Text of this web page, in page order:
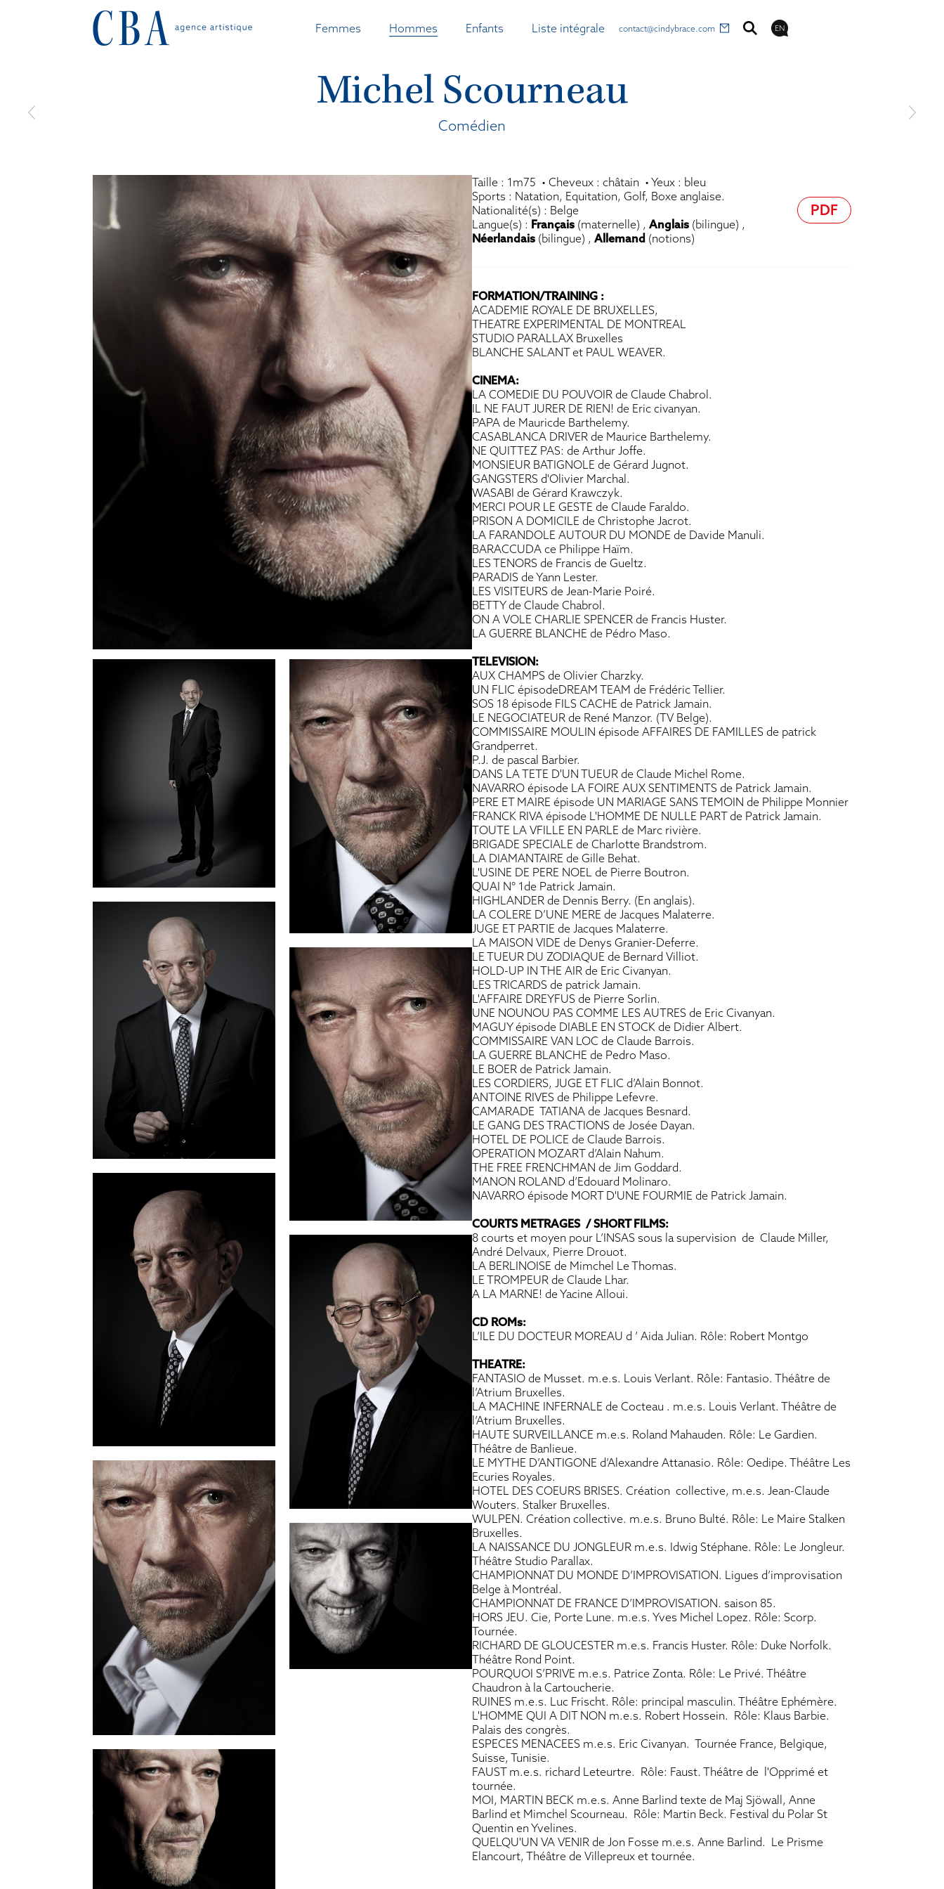
Femmes Hommes Enfants Liste intégrale contact@cindybrace.com EN
Michel Scourneau
Comédien
Taille : 1m75 • Cheveux : châtain • Yeux : bleu
Sports : Natation, Equitation, Golf, Boxe anglaise.
Nationalité(s) : Belge
Langue(s) : Français (maternelle) , Anglais (bilingue) ,
Néerlandais (bilingue) , Allemand (notions)
PDF
FORMATION/TRAINING :
ACADEMIE ROYALE DE BRUXELLES,
THEATRE EXPERIMENTAL DE MONTREAL
STUDIO PARALLAX Bruxelles
BLANCHE SALANT et PAUL WEAVER.
CINEMA:
LA COMEDIE DU POUVOIR de Claude Chabrol.
IL NE FAUT JURER DE RIEN! de Eric civanyan.
PAPA de Mauricde Barthelemy.
CASABLANCA DRIVER de Maurice Barthelemy.
NE QUITTEZ PAS: de Arthur Joffe.
MONSIEUR BATIGNOLE de Gérard Jugnot.
GANGSTERS d'Olivier Marchal.
WASABI de Gérard Krawczyk.
MERCI POUR LE GESTE de Claude Faraldo.
PRISON A DOMICILE de Christophe Jacrot.
LA FARANDOLE AUTOUR DU MONDE de Davide Manuli.
BARACCUDA ce Philippe Haïm.
LES TENORS de Francis de Gueltz.
PARADIS de Yann Lester.
LES VISITEURS de Jean-Marie Poiré.
BETTY de Claude Chabrol.
ON A VOLE CHARLIE SPENCER de Francis Huster.
LA GUERRE BLANCHE de Pédro Maso.
TELEVISION:
AUX CHAMPS de Olivier Charzky.
UN FLIC épisodeDREAM TEAM de Frédéric Tellier.
SOS 18 épisode FILS CACHE de Patrick Jamain.
LE NEGOCIATEUR de René Manzor. (TV Belge).
COMMISSAIRE MOULIN épisode AFFAIRES DE FAMILLES de patrick
Grandperret.
P.J. de pascal Barbier.
DANS LA TETE D'UN TUEUR de Claude Michel Rome.
NAVARRO épisode LA FOIRE AUX SENTIMENTS de Patrick Jamain.
PERE ET MAIRE épisode UN MARIAGE SANS TEMOIN de Philippe Monnier
FRANCK RIVA épisode L'HOMME DE NULLE PART de Patrick Jamain.
TOUTE LA VFILLE EN PARLE de Marc rivière.
BRIGADE SPECIALE de Charlotte Brandstrom.
LA DIAMANTAIRE de Gille Behat.
L'USINE DE PERE NOEL de Pierre Boutron.
QUAI N° 1de Patrick Jamain.
HIGHLANDER de Dennis Berry. (En anglais).
LA COLERE D’UNE MERE de Jacques Malaterre.
JUGE ET PARTIE de Jacques Malaterre.
LA MAISON VIDE de Denys Granier-Deferre.
LE TUEUR DU ZODIAQUE de Bernard Villiot.
HOLD-UP IN THE AIR de Eric Civanyan.
LES TRICARDS de patrick Jamain.
L'AFFAIRE DREYFUS de Pierre Sorlin.
UNE NOUNOU PAS COMME LES AUTRES de Eric Civanyan.
MAGUY épisode DIABLE EN STOCK de Didier Albert.
COMMISSAIRE VAN LOC de Claude Barrois.
LA GUERRE BLANCHE de Pedro Maso.
LE BOER de Patrick Jamain.
LES CORDIERS, JUGE ET FLIC d’Alain Bonnot.
ANTOINE RIVES de Philippe Lefevre.
CAMARADE TATIANA de Jacques Besnard.
LE GANG DES TRACTIONS de Josée Dayan.
HOTEL DE POLICE de Claude Barrois.
OPERATION MOZART d’Alain Nahum.
THE FREE FRENCHMAN de Jim Goddard.
MANON ROLAND d’Edouard Molinaro.
NAVARRO épisode MORT D'UNE FOURMIE de Patrick Jamain.
COURTS METRAGES / SHORT FILMS:
8 courts et moyen pour L’INSAS sous la supervision de Claude Miller,
André Delvaux, Pierre Drouot.
LA BERLINOISE de Mimchel Le Thomas.
LE TROMPEUR de Claude Lhar.
A LA MARNE! de Yacine Alloui.
CD ROMs:
L’ILE DU DOCTEUR MOREAU d ’ Aida Julian. Rôle: Robert Montgo
THEATRE:
FANTASIO de Musset. m.e.s. Louis Verlant. Rôle: Fantasio. Théâtre de
l’Atrium Bruxelles.
LA MACHINE INFERNALE de Cocteau . m.e.s. Louis Verlant. Théâtre de
l’Atrium Bruxelles.
HAUTE SURVEILLANCE m.e.s. Roland Mahauden. Rôle: Le Gardien.
Théâtre de Banlieue.
LE MYTHE D’ANTIGONE d’Alexandre Attanasio. Rôle: Oedipe. Théâtre Les
Ecuries Royales.
HOTEL DES COEURS BRISES. Création collective, m.e.s. Jean-Claude
Wouters. Stalker Bruxelles.
WULPEN. Création collective. m.e.s. Bruno Bulté. Rôle: Le Maire Stalken
Bruxelles.
LA NAISSANCE DU JONGLEUR m.e.s. Idwig Stéphane. Rôle: Le Jongleur.
Théâtre Studio Parallax.
CHAMPIONNAT DU MONDE D’IMPROVISATION. Ligues d’improvisation
Belge à Montréal.
CHAMPIONNAT DE FRANCE D’IMPROVISATION. saison 85.
HORS JEU. Cie, Porte Lune. m.e.s. Yves Michel Lopez. Rôle: Scorp.
Tournée.
RICHARD DE GLOUCESTER m.e.s. Francis Huster. Rôle: Duke Norfolk.
Théâtre Rond Point.
POURQUOI S’PRIVE m.e.s. Patrice Zonta. Rôle: Le Privé. Théâtre
Chaudron à la Cartoucherie.
RUINES m.e.s. Luc Frischt. Rôle: principal masculin. Théâtre Ephémère.
L'HOMME QUI A DIT NON m.e.s. Robert Hossein. Rôle: Klaus Barbie.
Palais des congrès.
ESPECES MENACEES m.e.s. Eric Civanyan. Tournée France, Belgique,
Suisse, Tunisie.
FAUST m.e.s. richard Leteurtre. Rôle: Faust. Théâtre de l'Opprimé et
tournée.
MOI, MARTIN BECK m.e.s. Anne Barlind texte de Maj Sjöwall, Anne
Barlind et Mimchel Scourneau. Rôle: Martin Beck. Festival du Polar St
Quentin en Yvelines.
QUELQU'UN VA VENIR de Jon Fosse m.e.s. Anne Barlind. Le Prisme
Elancourt, Théâtre de Villepreux et tournée.